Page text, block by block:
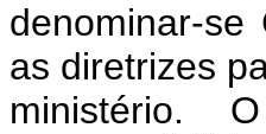
denominar-se
as diretrizes
ministério.